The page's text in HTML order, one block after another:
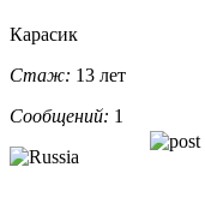
Карасик
Стаж: 13 лет
Сообщений: 1